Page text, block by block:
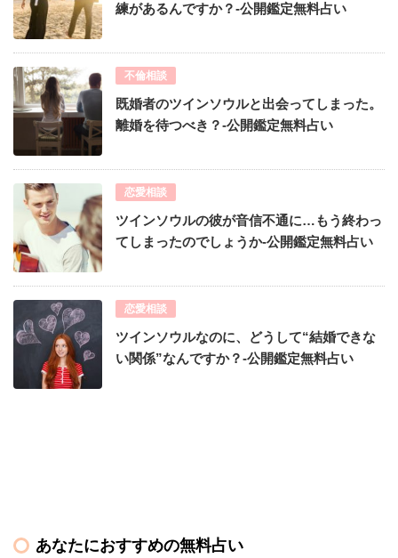
練があるんですか？-公開鑑定無料占い
不倫相談
既婚者のツインソウルと出会ってしまった。
離婚を待つべき？-公開鑑定無料占い
恋愛相談
ツインソウルの彼が音信不通に…もう終わっ
てしまったのでしょうか-公開鑑定無料占い
恋愛相談
ツインソウルなのに、どうして“結婚できな
い関係”なんですか？-公開鑑定無料占い
あなたにおすすめの無料占い